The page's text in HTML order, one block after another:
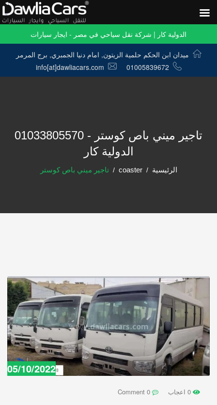
الدولية كار | شركة نقل سياحي في مصر - ايجار سيارات
ميدان ابن الحكم حلمية الزيتون, امام دنيا الجمبري, برج المرمر
01005839672
info[at]dawliacars.com
تاجير ميني باص كوستر - 01033805570
الدولية كار
الرئيسية coaster تاجير ميني باص كوستر
05/10/2022